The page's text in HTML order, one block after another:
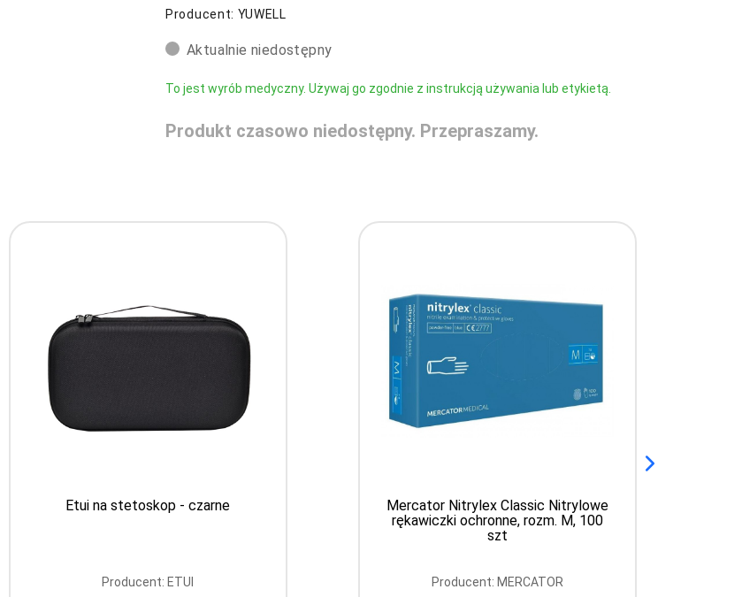
Producent: YUWELL
Aktualnie niedostępny
To jest wyrób medyczny. Używaj go zgodnie z instrukcją używania lub etykietą.
Produkt czasowo niedostępny. Przepraszamy.
Etui na stetoskop - czarne
Producent: ETUI
Mercator Nitrylex Classic Nitrylowe
rękawiczki ochronne, rozm. M, 100
szt
Producent: MERCATOR